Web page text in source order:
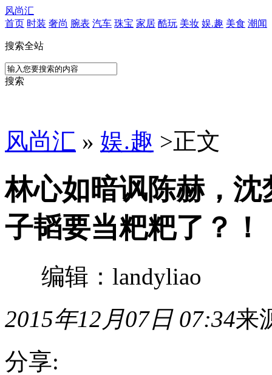
风尚汇
首页 时装 奢尚 腕表 汽车 珠宝 家居 酷玩 美妆 娱.趣 美食 潮闻
搜索全站
搜索
风尚汇 » 娱.趣 >正文
林心如暗讽陈赫，
子韬要当粑粑了？！
编辑：landyliao
2015年12月07日 07:34来
分享: